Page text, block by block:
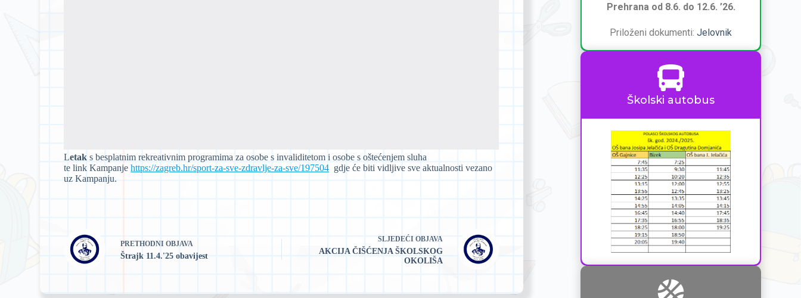
Letak s besplatnim rekreativnim programima za osobe s invaliditetom i osobe s oštećenjem sluha
te link Kampanjehttps://zagreb.hr/sport-za-sve-zdravlje-za-sve/197504 gdje će biti vidljive sve aktualnosti vezano
uz Kampanju.
PRETHODNIOBJAVA
Štrajk 11.4.'25 obavijest
SLJEDEĆI OBJAVA
AKCIJA ČIŠĆENJA ŠKOLSKOG
OKOLIŠA
Prehrana od 8.6. do 12.6. ’26.
Priloženi dokumenti:Jelovnik
Školski autobus